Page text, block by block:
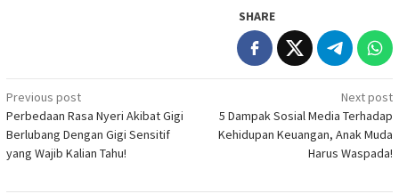
SHARE
Post
navigation
Previous post
Perbedaan Rasa Nyeri Akibat Gigi
Berlubang Dengan Gigi Sensitif
yang Wajib Kalian Tahu!
Next post
5 Dampak Sosial Media Terhadap
Kehidupan Keuangan, Anak Muda
Harus Waspada!